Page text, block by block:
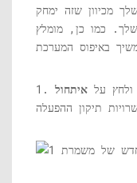
מכיוון שזה ימחק
כמו כן, מומלץ
על איתחול